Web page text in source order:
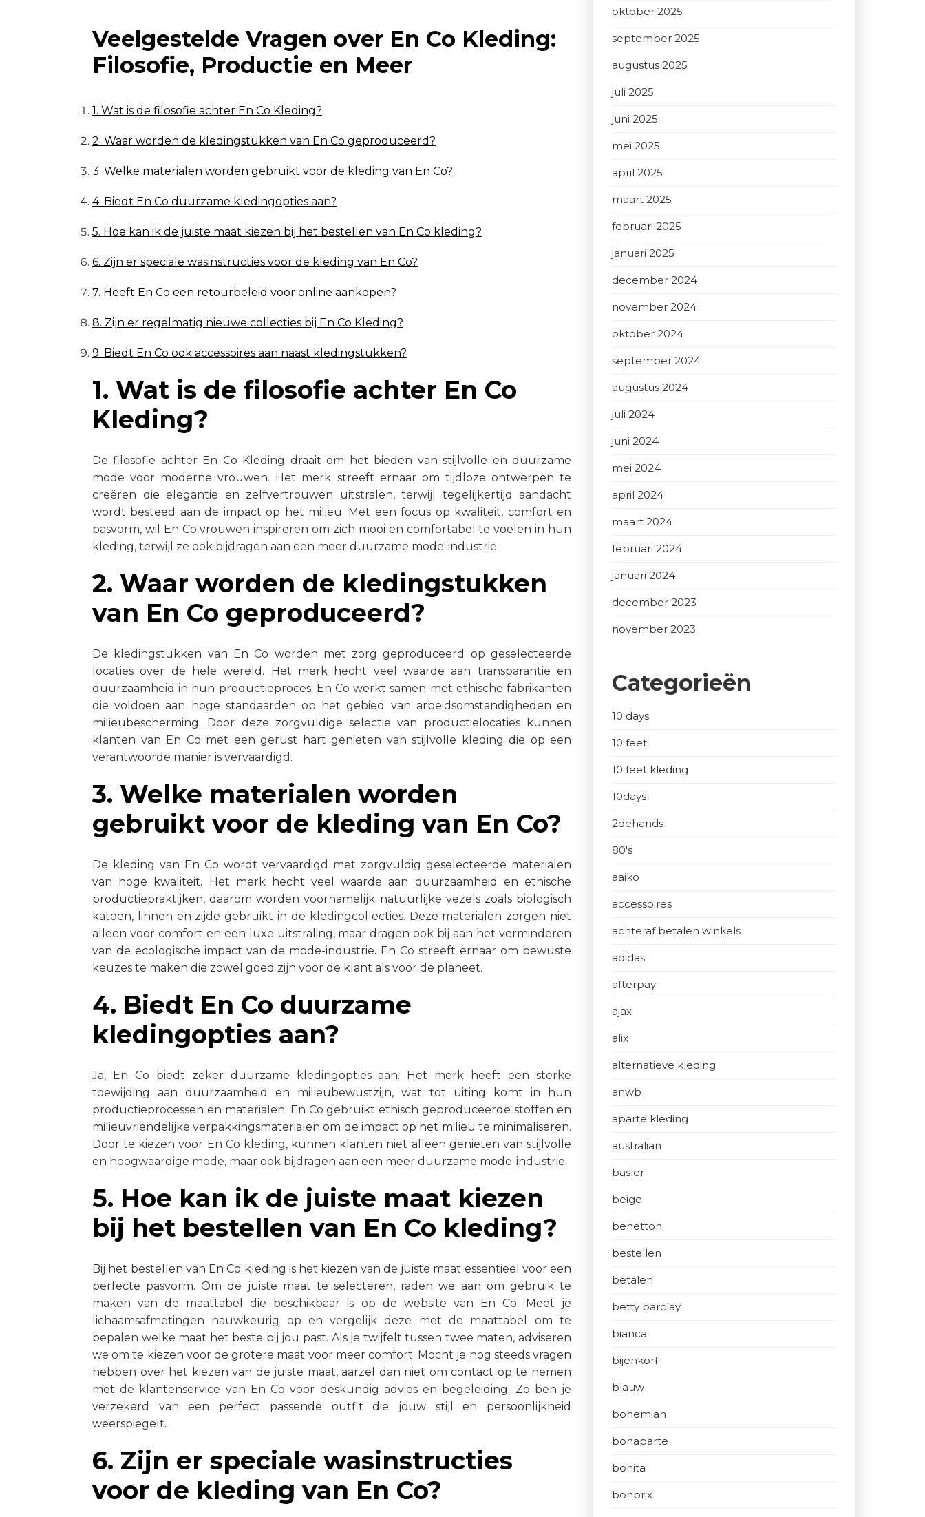
Veelgestelde Vragen over En Co Kleding:
Filosofie, Productie en Meer
1. Wat is de filosofie achter En Co Kleding?
2. Waar worden de kledingstukken van En Co geproduceerd?
3. Welke materialen worden gebruikt voor de kleding van En Co?
4. Biedt En Co duurzame kledingopties aan?
5. Hoe kan ik de juiste maat kiezen bij het bestellen van En Co kleding?
6. Zijn er speciale wasinstructies voor de kleding van En Co?
7. Heeft En Co een retourbeleid voor online aankopen?
8. Zijn er regelmatig nieuwe collecties bij En Co Kleding?
9. Biedt En Co ook accessoires aan naast kledingstukken?
1. Wat is de filosofie achter En Co
Kleding?
De filosofie achter En Co Kleding draait om het bieden van stijlvolle en duurzame
mode voor moderne vrouwen. Het merk streeft ernaar om tijdloze ontwerpen te
creëren die elegantie en zelfvertrouwen uitstralen, terwijl tegelijkertijd aandacht
wordt besteed aan de impact op het milieu. Met een focus op kwaliteit, comfort en
pasvorm, wil En Co vrouwen inspireren om zich mooi en comfortabel te voelen in hun
kleding, terwijl ze ook bijdragen aan een meer duurzame mode-industrie.
2. Waar worden de kledingstukken
van En Co geproduceerd?
De kledingstukken van En Co worden met zorg geproduceerd op geselecteerde
locaties over de hele wereld. Het merk hecht veel waarde aan transparantie en
duurzaamheid in hun productieproces. En Co werkt samen met ethische fabrikanten
die voldoen aan hoge standaarden op het gebied van arbeidsomstandigheden en
milieubescherming. Door deze zorgvuldige selectie van productielocaties kunnen
klanten van En Co met een gerust hart genieten van stijlvolle kleding die op een
verantwoorde manier is vervaardigd.
3. Welke materialen worden
gebruikt voor de kleding van En Co?
De kleding van En Co wordt vervaardigd met zorgvuldig geselecteerde materialen
van hoge kwaliteit. Het merk hecht veel waarde aan duurzaamheid en ethische
productiepraktijken, daarom worden voornamelijk natuurlijke vezels zoals biologisch
katoen, linnen en zijde gebruikt in de kledingcollecties. Deze materialen zorgen niet
alleen voor comfort en een luxe uitstraling, maar dragen ook bij aan het verminderen
van de ecologische impact van de mode-industrie. En Co streeft ernaar om bewuste
keuzes te maken die zowel goed zijn voor de klant als voor de planeet.
4. Biedt En Co duurzame
kledingopties aan?
Ja, En Co biedt zeker duurzame kledingopties aan. Het merk heeft een sterke
toewijding aan duurzaamheid en milieubewustzijn, wat tot uiting komt in hun
productieprocessen en materialen. En Co gebruikt ethisch geproduceerde stoffen en
milieuvriendelijke verpakkingsmaterialen om de impact op het milieu te minimaliseren.
Door te kiezen voor En Co kleding, kunnen klanten niet alleen genieten van stijlvolle
en hoogwaardige mode, maar ook bijdragen aan een meer duurzame mode-industrie.
5. Hoe kan ik de juiste maat kiezen
bij het bestellen van En Co kleding?
Bij het bestellen van En Co kleding is het kiezen van de juiste maat essentieel voor een
perfecte pasvorm. Om de juiste maat te selecteren, raden we aan om gebruik te
maken van de maattabel die beschikbaar is op de website van En Co. Meet je
lichaamsafmetingen nauwkeurig op en vergelijk deze met de maattabel om te
bepalen welke maat het beste bij jou past. Als je twijfelt tussen twee maten, adviseren
we om te kiezen voor de grotere maat voor meer comfort. Mocht je nog steeds vragen
hebben over het kiezen van de juiste maat, aarzel dan niet om contact op te nemen
met de klantenservice van En Co voor deskundig advies en begeleiding. Zo ben je
verzekerd van een perfect passende outfit die jouw stijl en persoonlijkheid
weerspiegelt.
6. Zijn er speciale wasinstructies
voor de kleding van En Co?
oktober 2025
september 2025
augustus 2025
juli 2025
juni 2025
mei 2025
april 2025
maart 2025
februari 2025
januari 2025
december 2024
november 2024
oktober 2024
september 2024
augustus 2024
juli 2024
juni 2024
mei 2024
april 2024
maart 2024
februari 2024
januari 2024
december 2023
november 2023
Categorieën
10 days
10 feet
10 feet kleding
10days
2dehands
80's
aaiko
accessoires
achteraf betalen winkels
adidas
afterpay
ajax
alix
alternatieve kleding
anwb
aparte kleding
australian
basler
beige
benetton
bestellen
betalen
betty barclay
bianca
bijenkorf
blauw
bohemian
bonaparte
bonita
bonprix